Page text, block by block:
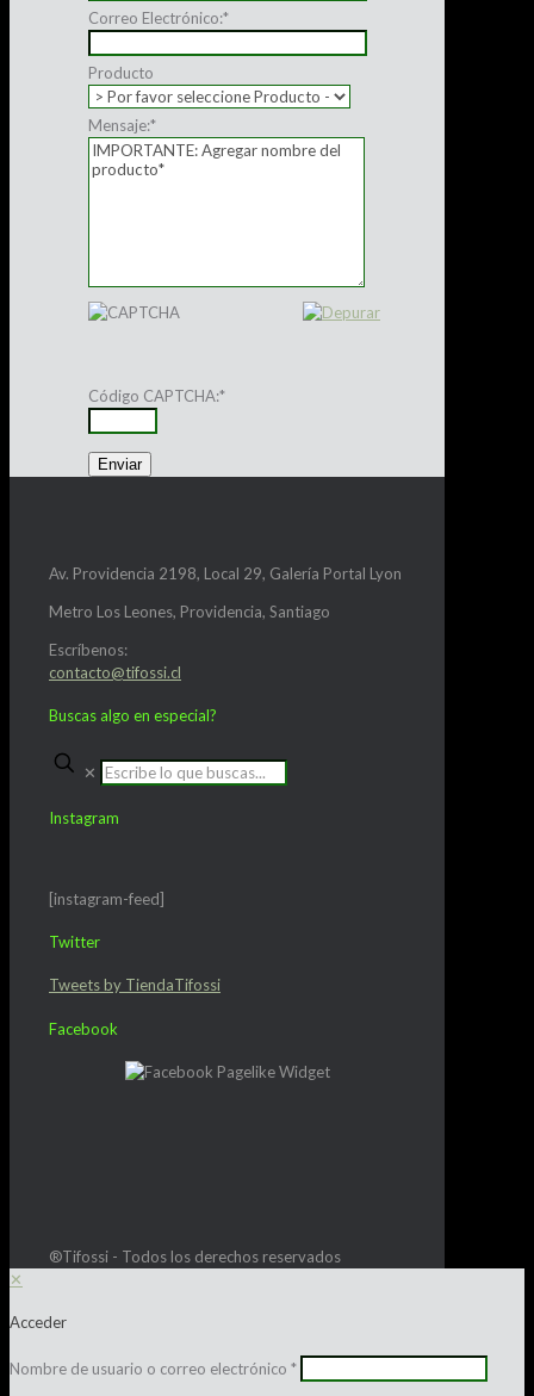
Correo Electrónico:*
Producto
Mensaje:*
Código CAPTCHA:*
Av. Providencia 2198, Local 29, Galería Portal Lyon
Metro Los Leones, Providencia, Santiago
Escríbenos:
contacto@tifossi.cl
Buscas algo en especial?
✕
Instagram
[instagram-feed]
Twitter
Tweets by TiendaTifossi
Facebook
®Tifossi - Todos los derechos reservados
✕
Acceder
Nombre de usuario o correo electrónico *